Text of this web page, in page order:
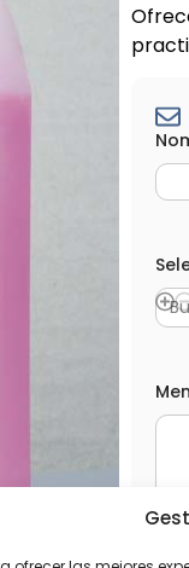
s
(
o
p
o
n
e
e